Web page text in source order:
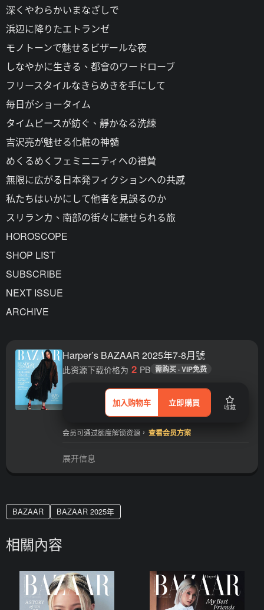
深くやわらかいまなざしで
浜辺に降りたエトランゼ
モノトーンで魅せるビザールな夜
しなやかに生きる、都會のワードローブ
フリースタイルなきらめきを手にして
毎日がショータイム
タイムピースが紡ぐ、靜かなる洗練
吉沢亮が魅せる化粧の神髄
めくるめくフェミニニティへの禮賛
無限に広がる日本発フィクションへの共感
私たちはいかにして他者を見誤るのか
スリランカ、南部の街々に魅せられる旅
HOROSCOPE
SHOP LIST
SUBSCRIBE
NEXT ISSUE
ARCHIVE
Harper’s BAZAAR 2025年7-8月號
加入购物车 立即購買 收藏
此资源下载价格为 2 PB 需购买 · VIP免费
会员可通过额度解锁资源， 查看会员方案
展开信息
BAZAAR BAZAAR 2025年
相關內容